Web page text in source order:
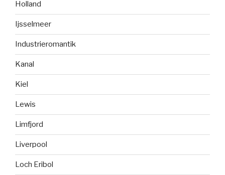
Holland
Ijsselmeer
Industrieromantik
Kanal
Kiel
Lewis
Limfjord
Liverpool
Loch Eribol